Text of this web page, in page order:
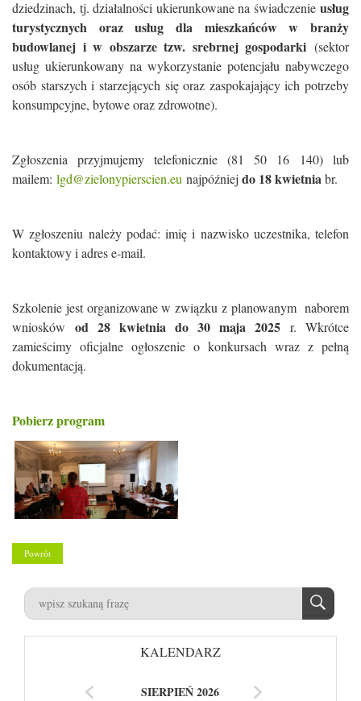
dziedzinach, tj. działalności ukierunkowane na świadczenie usług
turystycznych oraz usług dla mieszkańców w branży
budowlanej i w obszarze tzw. srebrnej gospodarki (sektor
usług ukierunkowany na wykorzystanie potencjału nabywczego
osób starszych i starzejących się oraz zaspokajający ich potrzeby
konsumpcyjne, bytowe oraz zdrowotne).
Zgłoszenia przyjmujemy telefonicznie (81 50 16 140) lub
mailem: lgd@zielonypierscien.eu najpóźniej do 18 kwietniabr.
W zgłoszeniu należy podać: imię i nazwisko uczestnika, telefon
kontaktowy i adres e-mail.
Szkolenie jest organizowane w związku z planowanym naborem
wniosków od 28 kwietnia do 30 maja 2025 r. Wkrótce
zamieścimy oficjalne ogłoszenie o konkursach wraz z pełną
dokumentacją.
Pobierz program
Powrót
KALENDARZ
SIERPIEŃ 2026